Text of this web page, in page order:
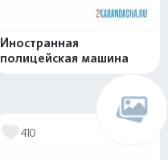
Иностранная
полицейская машина
410